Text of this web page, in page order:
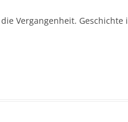
Vergangenheit. Geschichte